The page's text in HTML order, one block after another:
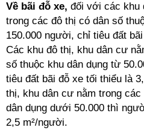
Về bãi đỗ xe, đối với các khu
trong các đô thị có dân số
150.000 người, chỉ tiêu đất
Các khu đô thị, khu dân cư
số thuộc khu dân dụng từ
tiêu đất bãi đỗ xe tối thiểu là
thị, khu dân cư nằm trong
dân dụng dưới 50.000 thì
2,5 m²/người.